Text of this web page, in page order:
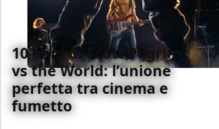
10 anni di Scott Pilgrim
vs the World: l’unione
perfetta tra cinema e
fumetto